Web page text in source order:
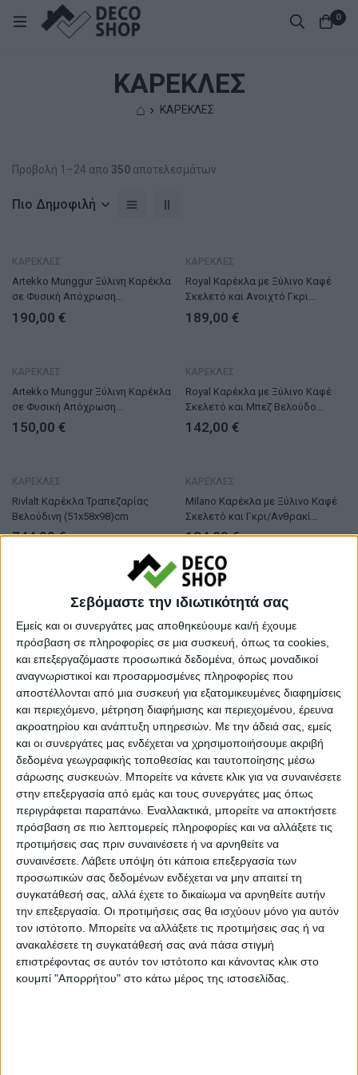
Σεβόμαστε την ιδιωτικότητά σας
Εμείς και οι συνεργάτες μας αποθηκεύουμε και/ή έχουμε
πρόσβαση σε πληροφορίες σε μια συσκευή, όπως τα cookies,
και επεξεργαζόμαστε προσωπικά δεδομένα, όπως μοναδικοί
αναγνωριστικοί και προσαρμοσμένες πληροφορίες που
αποστέλλονται από μια συσκευή για εξατομικευμένες διαφημίσεις
και περιεχόμενο, μέτρηση διαφήμισης και περιεχομένου, έρευνα
ακροατηρίου και ανάπτυξη υπηρεσιών. Με την άδειά σας, εμείς
και οι συνεργάτες μας ενδέχεται να χρησιμοποιήσουμε ακριβή
δεδομένα γεωγραφικής τοποθεσίας και ταυτοποίησης μέσω
σάρωσης συσκευών. Μπορείτε να κάνετε κλικ για να συναινέσετε
στην επεξεργασία από εμάς και τους συνεργάτες μας όπως
περιγράφεται παραπάνω. Εναλλακτικά, μπορείτε να αποκτήσετε
πρόσβαση σε πιο λεπτομερείς πληροφορίες και να αλλάξετε τις
προτιμήσεις σας πριν συναινέσετε ή να αρνηθείτε να
συναινέσετε. Λάβετε υπόψη ότι κάποια επεξεργασία των
προσωπικών σας δεδομένων ενδέχεται να μην απαιτεί τη
συγκατάθεσή σας, αλλά έχετε το δικαίωμα να αρνηθείτε αυτήν
την επεξεργασία. Οι προτιμήσεις σας θα ισχύουν μόνο για αυτόν
τον ιστότοπο. Μπορείτε να αλλάξετε τις προτιμήσεις σας ή να
ανακαλέσετε τη συγκατάθεσή σας ανά πάσα στιγμή
επιστρέφοντας σε αυτόν τον ιστότοπο και κάνοντας κλικ στο
κουμπί "Απορρήτου" στο κάτω μέρος της ιστοσελίδας.
0
ΚΑΡΕΚΛΕΣ
⌂ ΚΑΡΕΚΛΕΣ
Προβολή 1–24 απο 350 αποτελεσμάτων
Πιο Δημοφιλή
ΚΑΡΕΚΛΕΣ
Artekko Munggur Ξύλινη Καρέκλα
σε Φυσική Απόχρωση
(55x50x72)cm
190,00 €
ΚΑΡΕΚΛΕΣ
Royal Καρέκλα με Ξύλινο Καφέ
Σκελετό και Ανοιχτό Γκρι
Βελούδο (48x60x92)cm
189,00 €
ΚΑΡΕΚΛΕΣ
Artekko Munggur Ξύλινη Καρέκλα
σε Φυσική Απόχρωση
(47x55x83)cm
150,00 €
ΤΕΛΕΥΤΑΙΑ ΚΟΜΜΑΤΙΑ
ΚΑΡΕΚΛΕΣ
Royal Καρέκλα με Ξύλινο Καφέ
Σκελετό και Μπεζ Βελούδο
(48x60x92)cm
142,00 €
ΚΑΡΕΚΛΕΣ
Rivlalt Καρέκλα Τραπεζαρίας
Βελούδινη (51x58x98)cm
744,00€
ΤΕΛΕΥΤΑΙΑ ΚΟΜΜΑΤΙΑ
ΚΑΡΕΚΛΕΣ
Milano Καρέκλα με Ξύλινο Καφέ
Σκελετό και Γκρι/Ανθρακί
Βελούδο (48x60x90)cm
124,00€
Lizbon Καρέκλα με Ξύλινο Μαύρο
Σκελετό και Γκρι/Ανθρακί
Βελούδο (48x60x92)cm
138,00€
Artekko Munggur Ξύλινη Καρέκλα
σε Φυσική Απόχρωση με Μπεζ
Ύφασμα (50x53x83)cm
252,00€
ΤΕΛΕΥΤΑΙΑ ΚΟΜΜΑΤΙΑ
Weo Καρέκλα Υφασμάτινη
(69x61x91)cm
458,00€
ΚΑΡΕΚΛΕΣ
Suva Καρέκλα με Καρυδί Ξύλινο
Σκελετό και Πράσινο
Τεχνόδερμα (55x63x86)cm
423,00€
ΚΑΡΕΚΛΕΣ
Sadler Καρέκλα με Ψηλή Πλάτη
Ξύλο Ύφασμα Μπεζ
(51x56x132)cm
563,00€
ΚΑΡΕΚΛΕΣ
Lazio Καρέκλα με Καρυδί Ξύλινο
Σκελετό και Καφέ Τεχνόδερμα
(60x60x83)cm
423,00€
ΤΕΛΕΥΤΑΙΑ ΚΟΜΜΑΤΙΑ
ΚΑΡΕΚΛΕΣ
Kusakli Καρέκλα Βελούδινη Ώχρα
με Μαύρο Μεταλλικό Σκελετό
(50x55x82)cm
92,00€
ΤΕΛΕΥΤΑΙΑ ΚΟΜΜΑΤΙΑ
ΚΑΡΕΚΛΕΣ
Igrons Καρέκλα Ξύλινη
(40x40x60)cm
148,00€